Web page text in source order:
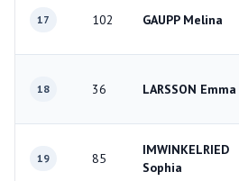
17 102 GAUPP Melina
18 36 LARSSON Emma
19 85
IMWINKELRIED
Sophia